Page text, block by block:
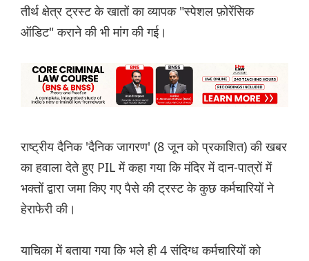
तीर्थ क्षेत्र ट्रस्ट के खातों का व्यापक "स्पेशल फ़ोरेंसिक
ऑडिट" कराने की भी मांग की गई।
राष्ट्रीय दैनिक 'दैनिक जागरण' (8 जून को प्रकाशित) की खबर
का हवाला देते हुए PIL में कहा गया कि मंदिर में दान-पात्रों में
भक्तों द्वारा जमा किए गए पैसे की ट्रस्ट के कुछ कर्मचारियों ने
हेराफेरी की।
याचिका में बताया गया कि भले ही 4 संदिग्ध कर्मचारियों को